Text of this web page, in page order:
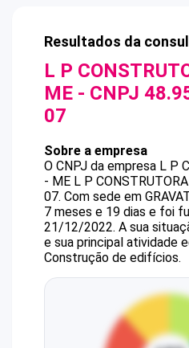
Resultados da
L P
ME - CNPJ
07
Sobre a empresa
O CNPJ da empresa L P
- ME L P CONSTRUTORA
07. Com sede em
7 meses e 19 dias e foi
21/12/2022. A sua
e sua principal atividade
Construção de edifícios.